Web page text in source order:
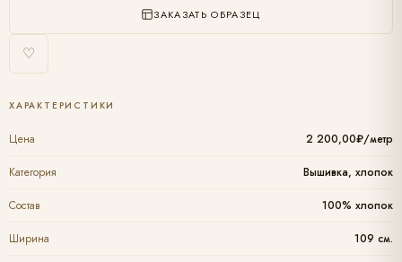
ЗАКАЗАТЬ ОБРАЗЕЦ
♡
ХАРАКТЕРИСТИКИ
Цена 2 200,00₽/метр
Категория Вышивка, хлопок
Состав 100% хлопок
Ширина 109 см.